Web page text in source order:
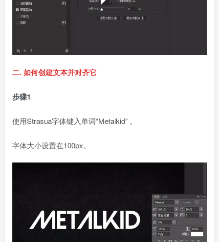
二. 如何创建文本并对齐它
步骤1
使用Strasua字体键入单词“Metalkid” 。
字体大小设置在100px。